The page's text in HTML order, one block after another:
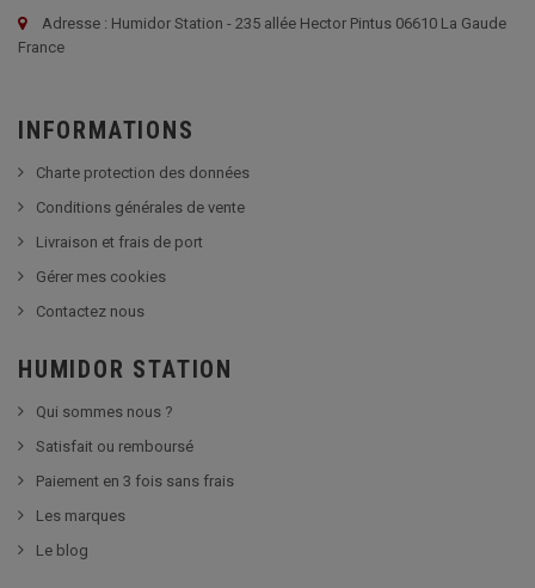
Adresse : Humidor Station - 235 allée Hector Pintus 06610 La Gaude
France
INFORMATIONS
Charte protection des données
Conditions générales de vente
Livraison et frais de port
Gérer mes cookies
Contactez nous
HUMIDOR STATION
Qui sommes nous ?
Satisfait ou remboursé
Paiement en 3 fois sans frais
Les marques
Le blog